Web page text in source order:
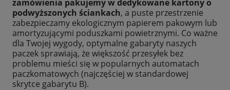
zamówienia pakujemy w dedykowane kartony o
podwyższonych ściankach, a puste przestrzenie
zabezpieczamy ekologicznym papierem pakowym lub
amortyzującymi poduszkami powietrznymi. Co ważne
dla Twojej wygody, optymalne gabaryty naszych
paczek sprawiają, że większość przesyłek bez
problemu mieści się w popularnych automatach
paczkomatowych (najczęściej w standardowej
skrytce gabarytu B).